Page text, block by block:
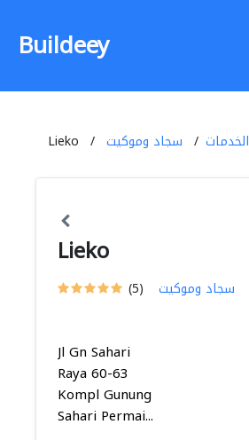
Buildeey
الخدمات سجاد وموكيت Lieko
Lieko
(5) سجاد وموكيت
Jl Gn Sahari
Raya 60-63
Kompl Gunung
Sahari Permai...